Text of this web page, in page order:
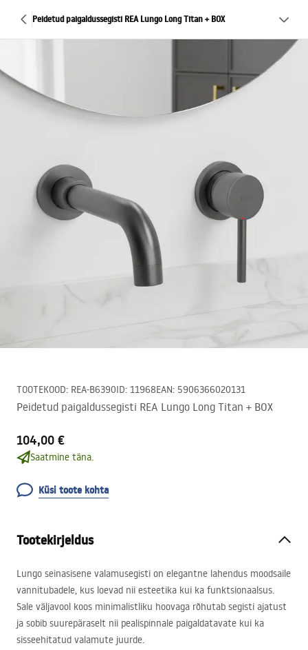
Peidetud paigaldussegisti REA Lungo Long Titan + BOX
TOOTEKOOD: REA-B6390ID: 11968EAN: 5906366020131
Peidetud paigaldussegisti REA Lungo Long Titan + BOX
104,00 €
Saatmine täna.
Küsi toote kohta
Tootekirjeldus
Lungo seinasisene valamusegisti on elegantne lahendus moodsaile
vannitubadele, kus loevad nii esteetika kui ka funktsionaalsus.
Sale väljavool koos minimalistliku hoovaga rõhutab segisti ajatust
ja sobib suurepäraselt nii pealispinnale paigaldatavate kui ka
sisseehitatud valamute juurde.